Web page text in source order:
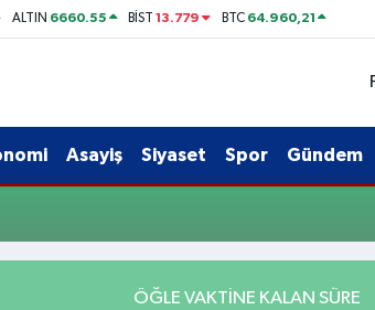
ALTIN 6660.55 BİST13.779 BTC 64.960,21
Asayiş Siyaset Spor Gündem
ÖĞLE VAKTINE KALAN SÜRE